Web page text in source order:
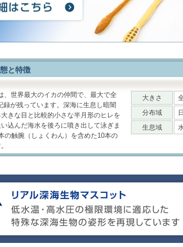
と特徴
、世界最大のイカの仲間で、最大で全
録が残っています。深海に生息し暗闇
きな目と比較的小さな半月形のヒレを
込んだ海水を後ろに噴き出して泳ぎま
の触腕（しょくわん）を含めた10本の
大きさ
分布域
生息域